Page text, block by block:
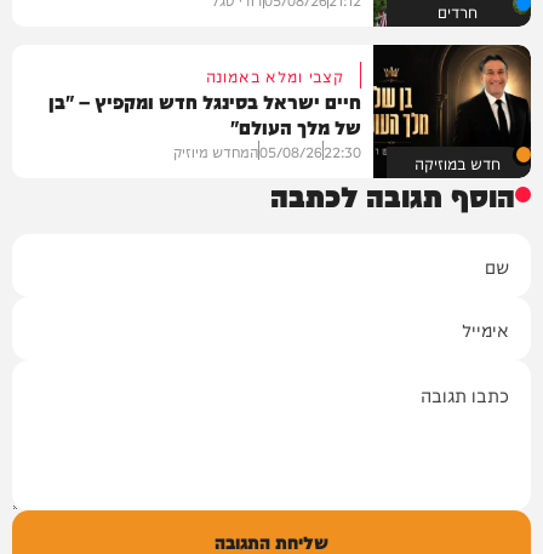
חרדים
חדש במוזיקה
קצבי ומלא באמונה
חיים ישראל בסינגל חדש ומקפיץ – "בן
של מלך העולם"
22:30
05/08/26המחדש מיוזיק
הוסף תגובה לכתבה
שליחת התגובה